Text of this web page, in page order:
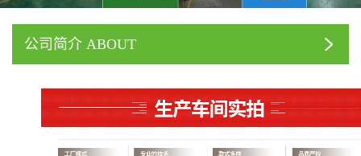
公司简介 ABOUT